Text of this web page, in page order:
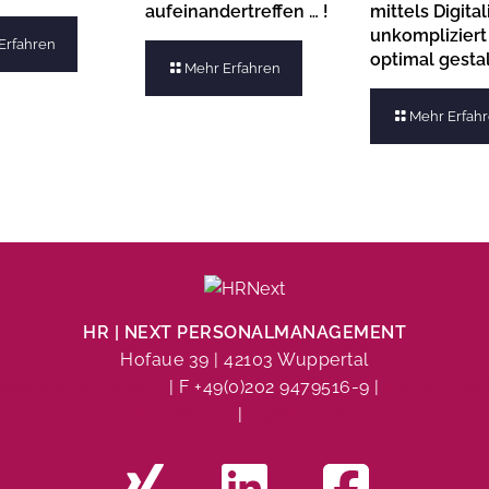
aufeinandertreffen … !
Mehr Erfahren
mittels
optimal
Mehr
HR | NEXT PERSONALMANAGEMENT
Hofaue 39 | 42103 Wuppertal
| F +49(0)202 9479516-9 |
|